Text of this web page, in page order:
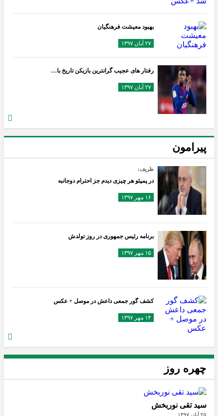
بهبود معیشت فرهنگیان
۲۷ آبان ۱۳۹۷
رفتار های عجیب گرانترین بازیکن تاریخ با…
۲۷ آبان ۱۳۹۷
پیرامون
ظریف:
در پمپئو هر چیزی دیدم جز احترام دوجانبه
۱۶ مهر ۱۳۹۷
برنامه رئیس جمهوری در روز تولدش
۱۵ مهر ۱۳۹۷
کشف گور جمعی داعش در موصل + عکس
۱۴ مهر ۱۳۹۷
چهره روز
سید تقی نوربخش
۲۵ آبان ۱۳۹۷